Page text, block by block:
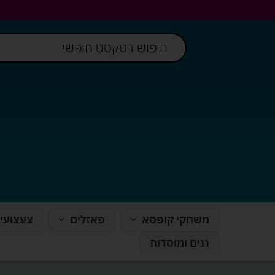
משחקי קופסא פאזלים
גנים ומוסדות